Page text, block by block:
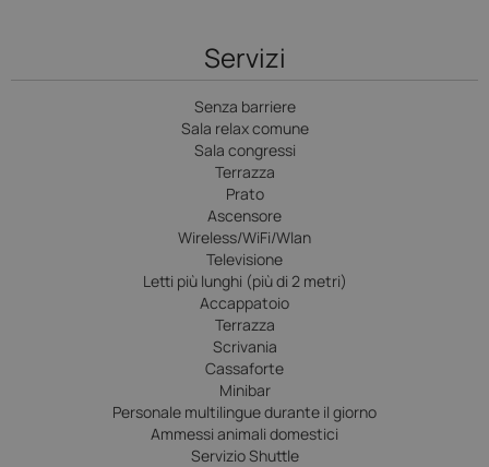
Servizi
Senza barriere
Sala relax comune
Sala congressi
Terrazza
Prato
Ascensore
Wireless/WiFi/Wlan
Televisione
Letti più lunghi (più di 2 metri)
Accappatoio
Terrazza
Scrivania
Cassaforte
Minibar
Personale multilingue durante il giorno
Ammessi animali domestici
Servizio Shuttle